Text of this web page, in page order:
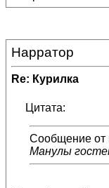
Нарратор
Re: Курилка
Цитата:
Сообщение от
Манулы